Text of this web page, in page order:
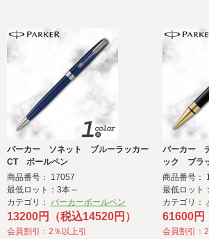
パーカー ソネット ブルーラッカー
CT ボールペン
商品番号： 17057
最低ロット：3本～
カテゴリ： パーカーボールペン
13200円（税込14520円）
会員割引：2％以上引
パーカー
ック ブラ
商品番号：
最低ロット
カテゴリ：
61600円
会員割引：2